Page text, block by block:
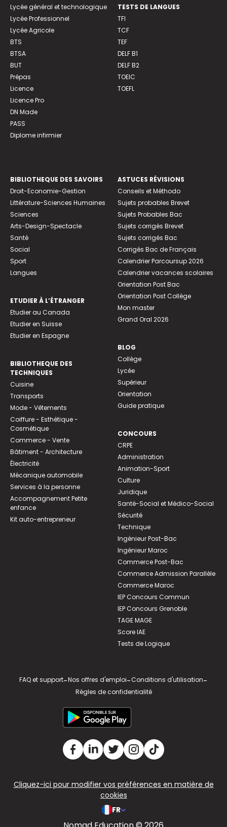
Lycée général et technologique
Lycée Professionnel
Lycée Agricole
BTS
BTSA
BUT
Prépas
Licence
Licence Pro
DN Made
PASS
Diplome infirmier
TESTS DE LANGUES
TFI
TCF
TEF
DELF B1
DELF B2
TOEIC
TOEFL
BIBLIOTHEQUE DES SAVOIRS
Droit-Economie-Gestion
Littérature-Sciences Humaines
Sciences
Arts-Design-Spectacle
Santé
Social
Sport
Langues
ETUDIER À L’ÉTRANGER
Etudier au Canada
Etudier en Suisse
Etudier en Espagne
BIBLIOTHEQUE DES
TECHNIQUES
Cuisine
Transports
Mode - Vêtements
Coiffure - Esthétique -
Cosmétique
Commerce - Vente
Bâtiment - Architecture
Électricité
Mécanique automobile
Services à la personne
Accompagnement Petite
enfance
Kit auto-entrepreneur
ASTUCES RÉVISIONS
Conseils et Méthodo
Sujets probables Brevet
Sujets Probables Bac
Sujets corrigés Brevet
Sujets corrigés Bac
Corrigés Bac de Français
Calendrier Parcoursup 2026
Calendrier vacances scolaires
Orientation Post Bac
Orientation Post Collège
Mon master
Grand Oral 2026
BLOG
Collège
Lycée
Supérieur
Orientation
Guide pratique
CONCOURS
CRPE
Administration
Animation-Sport
Culture
Juridique
Santé-Social et Médico-Social
Sécurité
Technique
Ingénieur Post-Bac
Ingénieur Maroc
Commerce Post-Bac
Commerce Admission Parallèle
Commerce Maroc
IEP Concours Commun
IEP Concours Grenoble
TAGE MAGE
Score IAE
Tests de Logique
FAQ et support-Nos offres d'emploi-Conditions d'utilisation-
Règles de confidentialité
Cliquez-ici pour modifier vos préférences en matière de
cookies
FR